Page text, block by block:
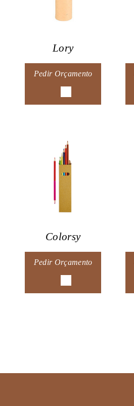
Lory
Pedir Orçamento
Colorsy
Pedir Orçamento